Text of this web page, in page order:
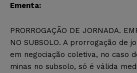
Ementa:
PRORROGAÇÃO DE JORNADA.
NO SUBSOLO. A prorrogação de
em negociação coletiva, no caso
minas no subsolo, só é válida